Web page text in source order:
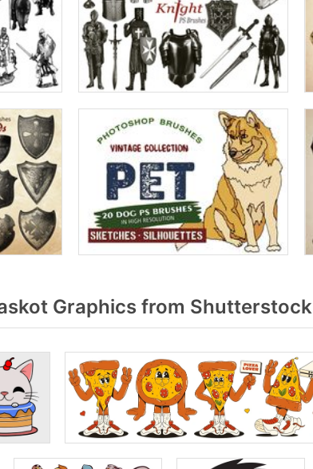
Graphics from Shutterstock